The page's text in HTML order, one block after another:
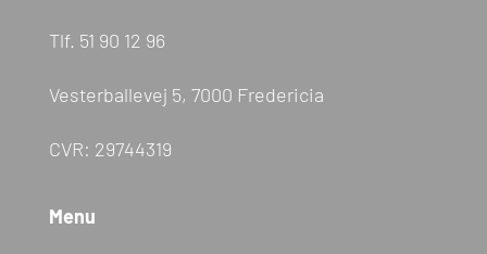
Tlf. 51 90 12 96
Vesterballevej 5, 7000 Fredericia
CVR: 29744319
Menu